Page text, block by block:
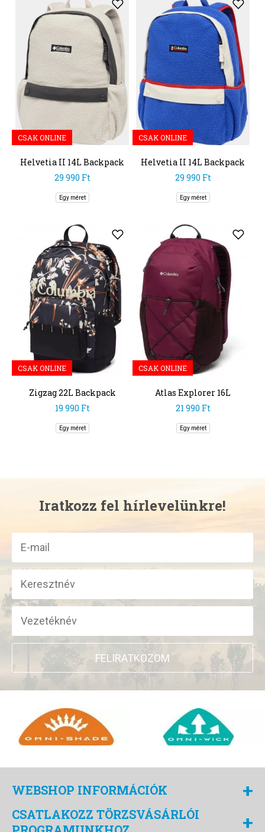
CSAK ONLINE
Helvetia II 14L Backpack
29 990 Ft
Egy méret
CSAK ONLINE
Helvetia II 14L Backpack
29 990 Ft
Egy méret
CSAK ONLINE
Zigzag 22L Backpack
19 990 Ft
Egy méret
CSAK ONLINE
Atlas Explorer 16L
Backpack
21 990 Ft
Egy méret
Iratkozz fel hírlevelünkre!
FELIRATKOZOM
WEBSHOP INFORMÁCIÓK +
CSATLAKOZZ TÖRZSVÁSÁRLÓI
+